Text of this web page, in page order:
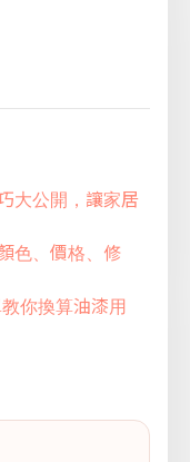
大公開，讓家居
色、價格、修
你換算油漆用